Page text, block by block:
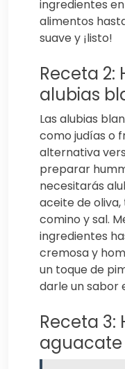
ingredientes
alimentos
suave y ¡listo!
Receta
alubias
Las alubias
como judías o
alternativa
preparar
necesitarás
aceite de oliva,
comino y sal.
ingredientes
cremosa y
un toque de
darle un sabor
Receta
aguacate